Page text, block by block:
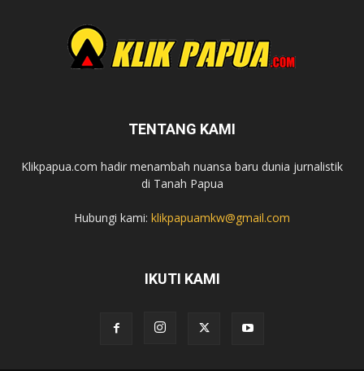
TENTANG KAMI
Klikpapua.com hadir menambah nuansa baru dunia jurnalistik
di Tanah Papua
Hubungi kami: klikpapuamkw@gmail.com
IKUTI KAMI